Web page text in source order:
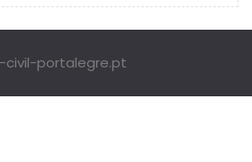
civil-portalegre.pt